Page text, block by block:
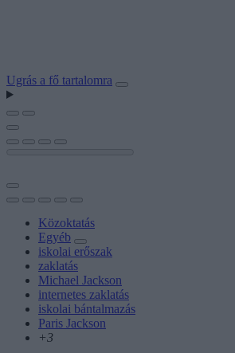
Ugrás a fő tartalomra
Közoktatás
Egyéb
iskolai erőszak
zaklatás
Michael Jackson
internetes zaklatás
iskolai bántalmazás
Paris Jackson
+3